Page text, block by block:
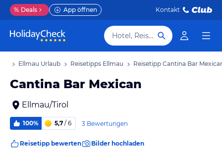
% Deals App öffnen Kontakt
Hotel, Reiseziel
Ellmau Urlaub Reisetipps Ellmau Reisetipp Cantina Bar
Cantina Bar Mexican
Ellmau/Tirol
100% 5,7 / 6 3 Bewertungen
Reisetipp bewerten Bilder hochladen